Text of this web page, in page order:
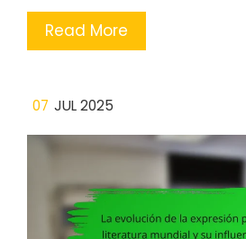
Read More
07 JUL 2025